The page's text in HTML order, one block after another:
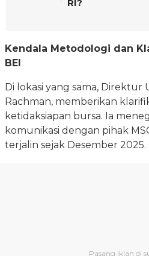
RI?
Kendala Metodologi dan
BEI
Di lokasi yang sama, Direktur
Rachman, memberikan
ketidaksiapan bursa. Ia
komunikasi dengan pihak
terjalin sejak Desember 2025.